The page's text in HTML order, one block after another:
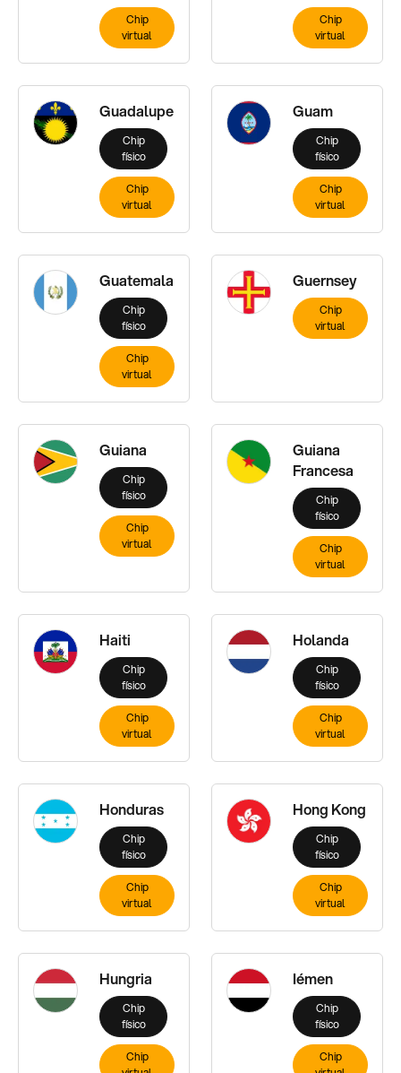
Chip
virtual
Chip
virtual
Guadalupe
Chip
físico
Chip
virtual
Guam
Chip
físico
Chip
virtual
Guatemala
Chip
físico
Chip
virtual
Guernsey
Chip
virtual
Guiana
Chip
físico
Chip
virtual
Guiana
Francesa
Chip
físico
Chip
virtual
Haiti
Chip
físico
Chip
virtual
Holanda
Chip
físico
Chip
virtual
Honduras
Chip
físico
Chip
virtual
Hong Kong
Chip
físico
Chip
virtual
Hungria
Chip
físico
Chip
Iémen
Chip
físico
Chip